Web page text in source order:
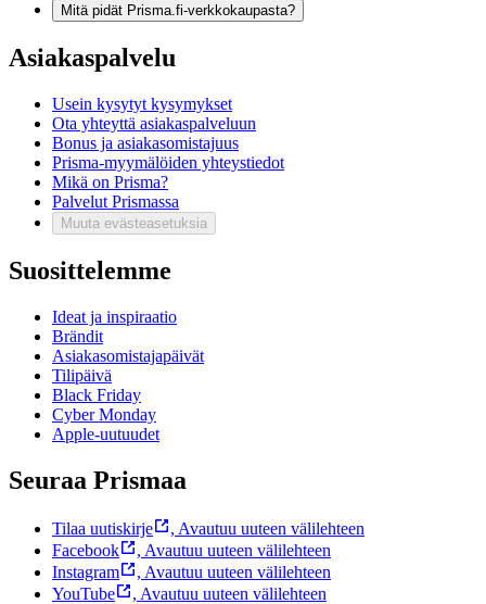
Mitä pidät Prisma.fi-verkkokaupasta?
Asiakaspalvelu
Usein kysytyt kysymykset
Ota yhteyttä asiakaspalveluun
Bonus ja asiakasomistajuus
Prisma-myymälöiden yhteystiedot
Mikä on Prisma?
Palvelut Prismassa
Muuta evästeasetuksia
Suosittelemme
Ideat ja inspiraatio
Brändit
Asiakasomistajapäivät
Tilipäivä
Black Friday
Cyber Monday
Apple-uutuudet
Seuraa Prismaa
Tilaa uutiskirje , Avautuu uuteen välilehteen
Facebook
, Avautuu uuteen välilehteen
Instagram
, Avautuu uuteen välilehteen
YouTube
, Avautuu uuteen välilehteen